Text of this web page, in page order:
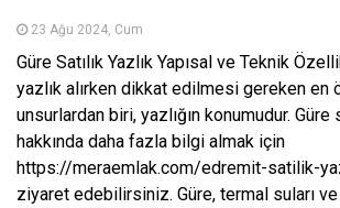
23 Ağu 2024, Cum
Güre Satılık Yazlık Yapısal ve Teknik
yazlık alırken dikkat edilmesi gereken en
unsurlardan biri, yazlığın konumudur. Güre
hakkında daha fazla bilgi almak için
https://meraemlak.com/edremit-satilik-
ziyaret edebilirsiniz. Güre, termal suları ve